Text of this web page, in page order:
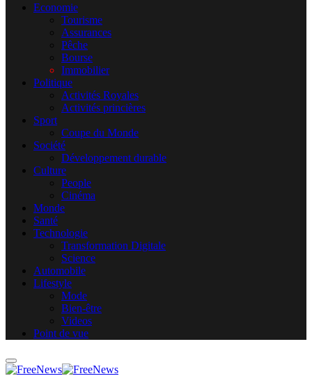
Economie
Tourisme
Assurances
Pêche
Bourse
Immobilier
Politique
Activités Royales
Activités princières
Sport
Coupe du Monde
Société
Développement durable
Culture
People
Cinéma
Monde
Santé
Technologie
Transformation Digitale
Science
Automobile
Lifestyle
Mode
Bien-être
Videos
Point de vue